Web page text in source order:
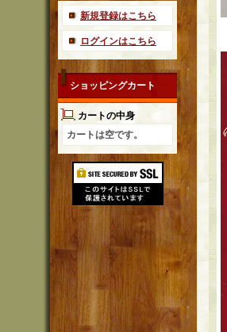
新規登録はこちら
ログインはこちら
ショッピングカート
カートの中身
カートは空です。